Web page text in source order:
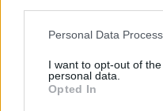
Personal Data
I want to opt-out of
personal data.
Opted In